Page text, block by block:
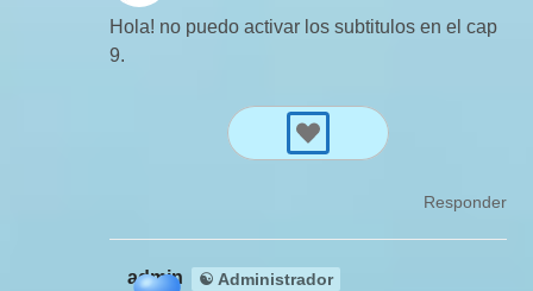
Hola! no puedo activar los subtitulos en el cap
9.
Responder
admin
☯ Administrador